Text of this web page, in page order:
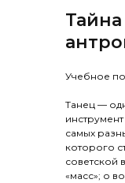
Учебное
Танец —
самых
которого
советской
«масс»; о